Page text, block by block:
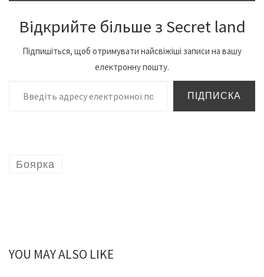
Відкрийте більше з Secret land
Підпишіться, щоб отримувати найсвіжіші записи на вашу
електронну пошту.
Введіть адресу електронної пошти…
ПІДПИСКА
Боярка
YOU MAY ALSO LIKE